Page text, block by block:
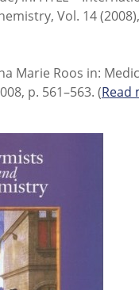
Vol. 14
Marie Roos in:
p. 561–563. (Read